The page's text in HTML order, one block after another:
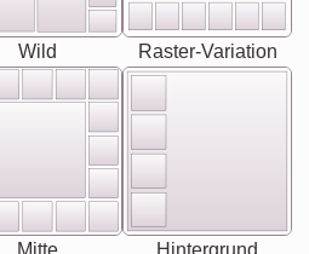
Wild Raster-Variation
Mitte Hintergrund